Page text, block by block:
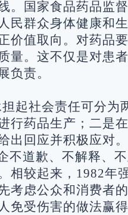
。国家食品药品监
民群众身体健康和
价值取向。对药品
量。这不仅是对患
负责。
起社会责任可分为
行药品生产；二是
出回应并积极应对
不道歉、不解释、
相较起来，1982年
考虑公众和消费者
免受伤害的做法赢